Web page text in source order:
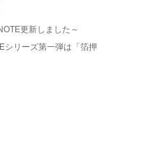
更新しました～
シリーズ第一弾は「箔押